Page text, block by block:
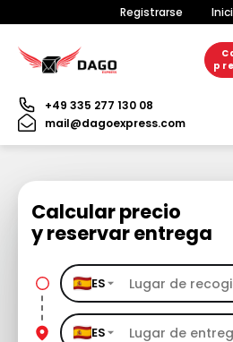
Registrarse
+49 335 277 130 08
mail@dagoexpress.com
Calcular precio
y reservar entrega
ES
ES